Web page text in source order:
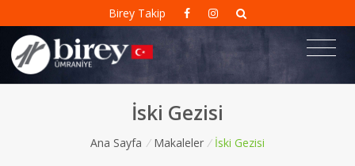
Birey Takip
İski Gezisi
Ana Sayfa / Makaleler / İski Gezisi